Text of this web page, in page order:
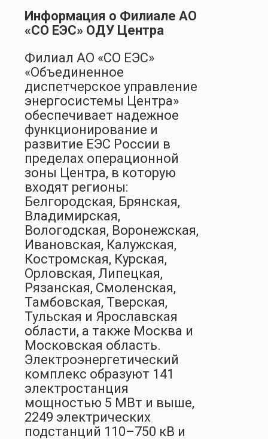
Информация о Филиале АО
«СО ЕЭС» ОДУ Центра
Филиал АО «СО ЕЭС»
«Объединенное
диспетчерское управление
энергосистемы Центра»
обеспечивает надежное
функционирование и
развитие ЕЭС России в
пределах операционной
зоны Центра, в которую
входят регионы:
Белгородская, Брянская,
Владимирская,
Вологодская, Воронежская,
Ивановская, Калужская,
Костромская, Курская,
Орловская, Липецкая,
Рязанская, Смоленская,
Тамбовская, Тверская,
Тульская и Ярославская
области, а также Москва и
Московская область.
Электроэнергетический
комплекс образуют 141
электростанция
мощностью 5 МВт и выше,
2249 электрических
подстанций 110–750 кВ и